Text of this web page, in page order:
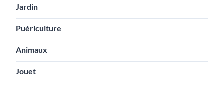
Jardin
Puériculture
Animaux
Jouet